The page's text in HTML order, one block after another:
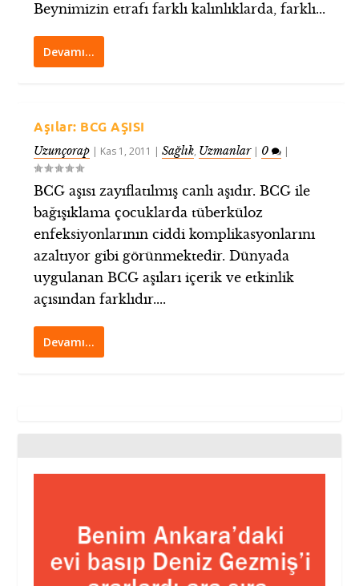
Beynimizin etrafı farklı kalınlıklarda, farklı...
Devamı…
Aşılar: BCG AŞISI
Uzunçorap
Kas 1, 2011 |Sağlık, Uzmanlar| 0
BCG aşısı zayıflatılmış canlı aşıdır. BCG ile
bağışıklama çocuklarda tüberküloz
enfeksiyonlarının ciddi komplikasyonlarını
azaltıyor gibi görünmektedir. Dünyada
uygulanan BCG aşıları içerik ve etkinlik
açısından farklıdır....
Devamı…